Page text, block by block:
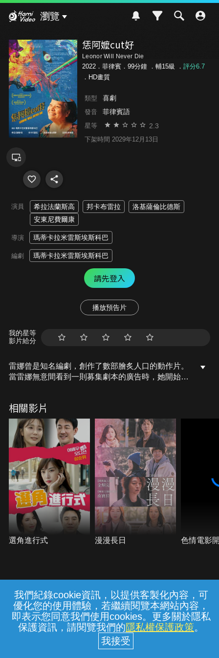
我們紀錄cookie資訊，以提供客製化內容，可
優化您的使用體驗，若繼續閱覽本網站內容，
即表示您同意我們使用cookies。更多關於隱私
保護資訊，請閱覽我們的隱私權保護政策。
瀏覽
恁阿嬤cut好
Leonor Will Never Die
2022．菲律賓．99分鐘 ． 輔15級 ． 評分6.7
．HD畫質
類型 喜劇
發音 菲律賓語
星等 2.3
下架時間 2029年12月13日
演員 希拉法蘭斯高 邦卡布雷拉
洛基薩倫比德斯
安東尼費爾康
導演 瑪蒂卡拉米雷斯埃斯科巴
編劇 瑪蒂卡拉米雷斯埃斯科巴
請先登入
播放預告片
我的星等
影片給分
雷娜曾是知名編劇，創作了數部膾炙人口的動作片。
當雷娜無意間看到一則募集劇本的廣告時，她開始動
入昏迷，卻因此穿越到自己寫的電影裡。這下雷娜可
以在劇中尬一腳，隨時更動劇情，為這部電影編撰最
完美的結局。
相關影片
選角進行式 漫漫長日 色情電影
常見問題 線上客服 服務條款 隱私權保護
中華電信股份有限公司個人家庭分公司
(統一編號：96979949) © 2026
{{notifyMsg}}